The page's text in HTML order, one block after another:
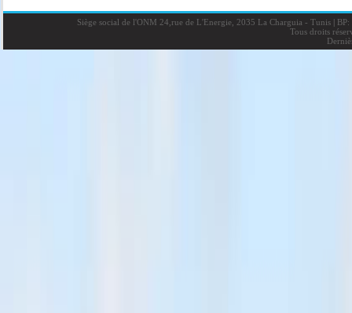
Siège social de l'ONM 24,rue de L'Energie, 2035 La Charguia - Tunis |BP:
Tous droits